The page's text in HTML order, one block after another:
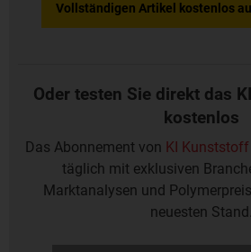
Vollständigen Artikel kostenlos
Oder testen Sie direkt das
kostenlos
Das Abonnement von KI
täglich mit exklusiven
Marktanalysen und
neuesten Stand.